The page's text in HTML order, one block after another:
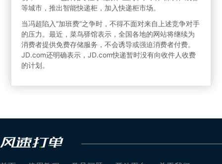
等城市，推出智能快递柜，加入快递柜市场。
当冯超陷入“加班费”之争时，不得不面对来自上述竞争对手
的压力。最近，菜鸟驿馆表示，全国各地的网站将继续为
消费者提供免费存储服务，不会诱导或强迫消费者付费。
JD.com还明确表示，JD.com快递暂时没有向收件人收费
的计划。